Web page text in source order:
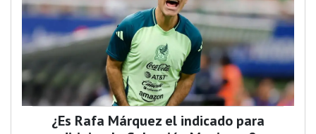
¿Es Rafa Márquez el indicado para